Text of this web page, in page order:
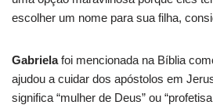
escolher um nome para sua filha,
Gabrielafoi mencionada na Bíblia
ajudou a cuidar dos apóstolos em
significa “mulher de Deus” ou